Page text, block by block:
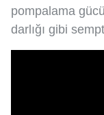
pompalama
darlığı gibi